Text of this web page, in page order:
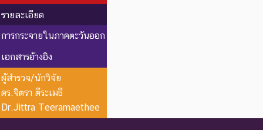
รายละเอียด
การกระจายในภาคตะวันออก
เอกสารอ้างอิง
ผู้สำรวจ/นักวิจัย
ดร.จิตรา ตีระเมธี
Dr.Jittra Teeramaethee